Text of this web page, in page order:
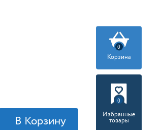
0
Корзина
0
Избранные
товары